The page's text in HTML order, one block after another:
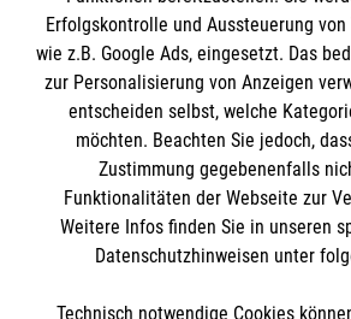
Newsletter
Erfolgskontrolle und Aussteuerung von
wie z.B. Google Ads, eingesetzt. Das
zur Personalisierung von Anzeigen
entscheiden selbst, welche
möchten. Beachten Sie jedoch,
Zustimmung gegebenenfalls
Funktionalitäten der Webseite zur
Weitere Infos finden Sie in unseren
Datenschutzhinweisen unter
Technisch notwendige Cookies